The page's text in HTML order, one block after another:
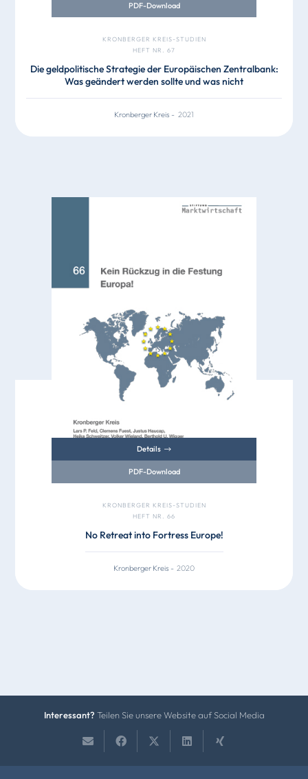
PDF-Download
KRONBERGER KREIS-STUDIEN
HEFT NR. 67
Die geldpolitische Strategie der Europäischen Zentralbank:
Was geändert werden sollte und was nicht
Kronberger Kreis - 2021
Details
PDF-Download
KRONBERGER KREIS-STUDIEN
HEFT NR. 66
No Retreat into Fortress Europe!
Kronberger Kreis - 2020
Interessant? Teilen Sie unsere Website auf Social Media